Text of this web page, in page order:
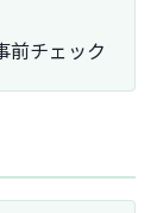
前チェック